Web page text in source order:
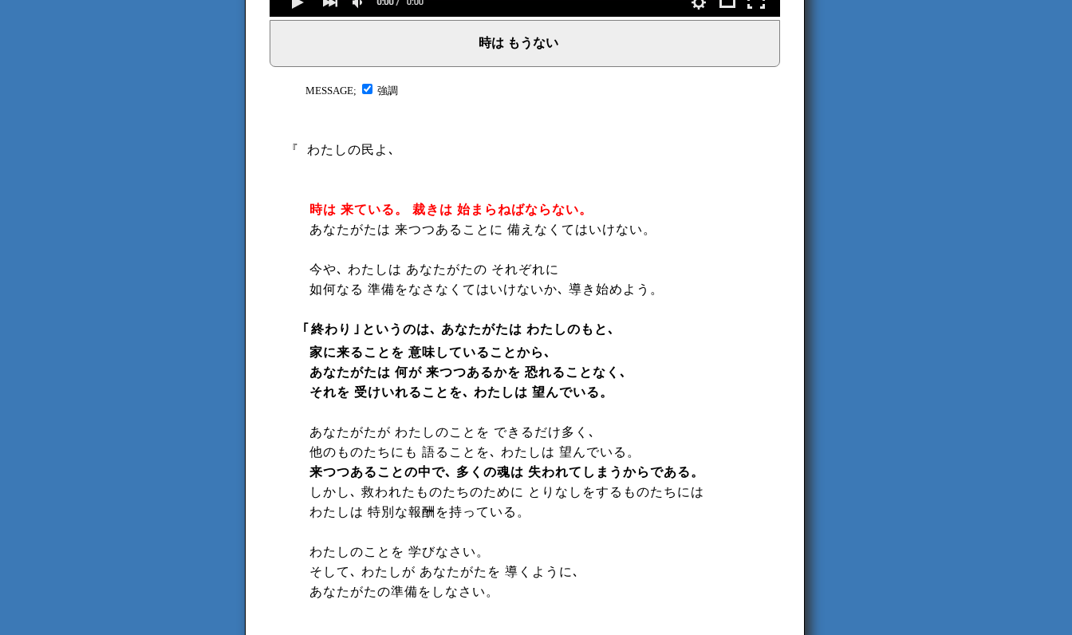
時は もうない
MESSAGE; 強調
『 わたしの民よ､
時は 来ている。 裁きは 始まらねばならない。
あなたがたは 来つつあることに 備えなくてはいけない。
今や､ わたしは あなたがたの それぞれに
如何なる 準備をなさなくてはいけないか､ 導き始めよう。
｢ 終わり ｣ というのは､ あなたがたは わたしのもと､
家に来ることを 意味していることから､
あなたがたは 何が 来つつあるかを 恐れることなく､
それを 受けいれることを､ わたしは 望んでいる。
あなたがたが わたしのことを できるだけ多く､
他のものたちにも 語ることを､ わたしは 望んでいる。
来つつあることの中で､ 多くの魂は 失われてしまうからである。
しかし､ 救われたものたちのために とりなしをするものたちには
わたしは 特別な報酬を持っている。
わたしのことを 学びなさい。
そして､ わたしが あなたがたを 導くように､
あなたがたの準備をしなさい。